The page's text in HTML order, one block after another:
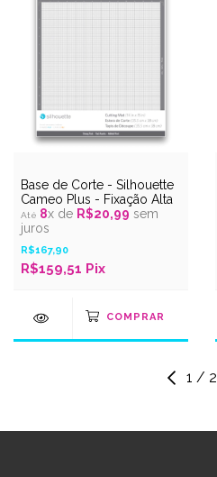
Base de Corte - Silhouette
Cameo Plus - Fixação Alta
8x de R$20,99 sem
juros
R$167,90
R$159,51 Pix
1 / 2